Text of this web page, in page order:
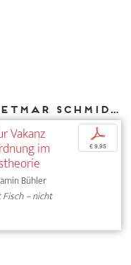
Weitere Texte von Dietmar Schmidt bei DIAPHANES
Vakanz
im
Bühler
– nicht
p
€ 9,95